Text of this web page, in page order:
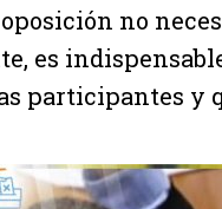
no
es
participantes y